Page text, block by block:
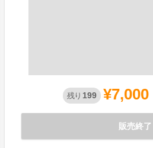
残り 199 ¥7,000
販売終了